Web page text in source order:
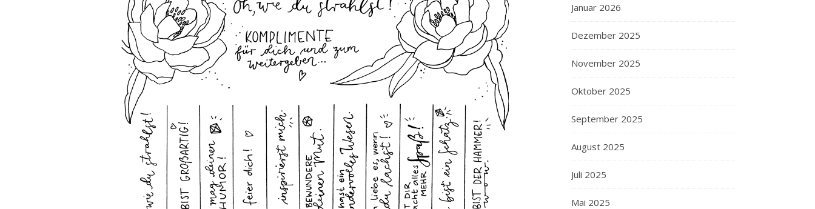
Januar 2026
Dezember 2025
November 2025
Oktober 2025
September 2025
August 2025
Juli 2025
Mai 2025